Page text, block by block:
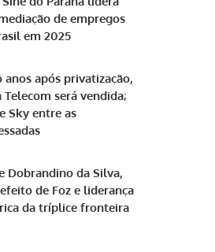
de empregos
em 2025
anos após privatização,
Telecom será vendida;
Sky entre as
Dobrandino da Silva,
de Foz e liderança
da tríplice fronteira